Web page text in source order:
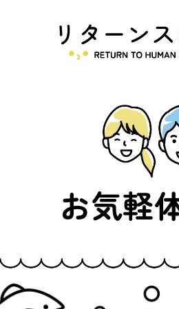
ファシリテーターお気軽体
お気軽